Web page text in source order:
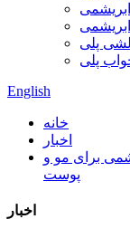
پلی
پلی
English
خانه
اخبار
برای مو و
پوست
اخبار